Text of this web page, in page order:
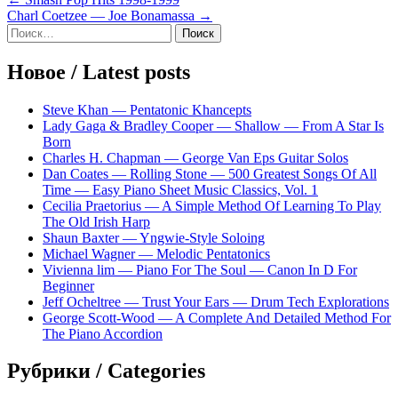
по
записям
Charl Coetzee — Joe Bonamassa →
Sidebar
Найти:
Новое / Latest posts
Steve Khan — Pentatonic Khancepts
Lady Gaga & Bradley Cooper — Shallow — From A Star Is
Born
Charles H. Chapman — George Van Eps Guitar Solos
Dan Coates — Rolling Stone — 500 Greatest Songs Of All
Time — Easy Piano Sheet Music Classics, Vol. 1
Cecilia Praetorius — A Simple Method Of Learning To Play
The Old Irish Harp
Shaun Baxter — Yngwie-Style Soloing
Michael Wagner — Melodic Pentatonics
Vivienna lim — Piano For The Soul — Canon In D For
Beginner
Jeff Ocheltree — Trust Your Ears — Drum Tech Explorations
George Scott-Wood — A Complete And Detailed Method For
The Piano Accordion
Рубрики / Categories